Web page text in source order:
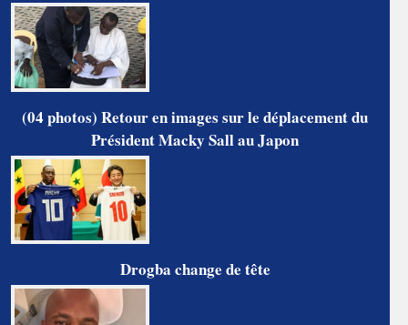
(04 photos) Retour en images sur le déplacement du
Président Macky Sall au Japon
Drogba change de tête